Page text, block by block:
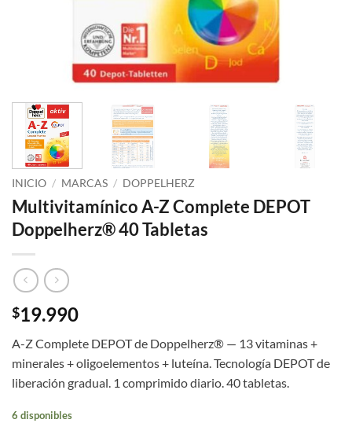
INICIO / MARCAS / DOPPELHERZ
Multivitamínico A-Z Complete DEPOT
Doppelherz® 40 Tabletas
$19.990
A-Z Complete DEPOT de Doppelherz® — 13 vitaminas +
minerales + oligoelementos + luteína. Tecnología DEPOT de
liberación gradual. 1 comprimido diario. 40 tabletas.
6 disponibles